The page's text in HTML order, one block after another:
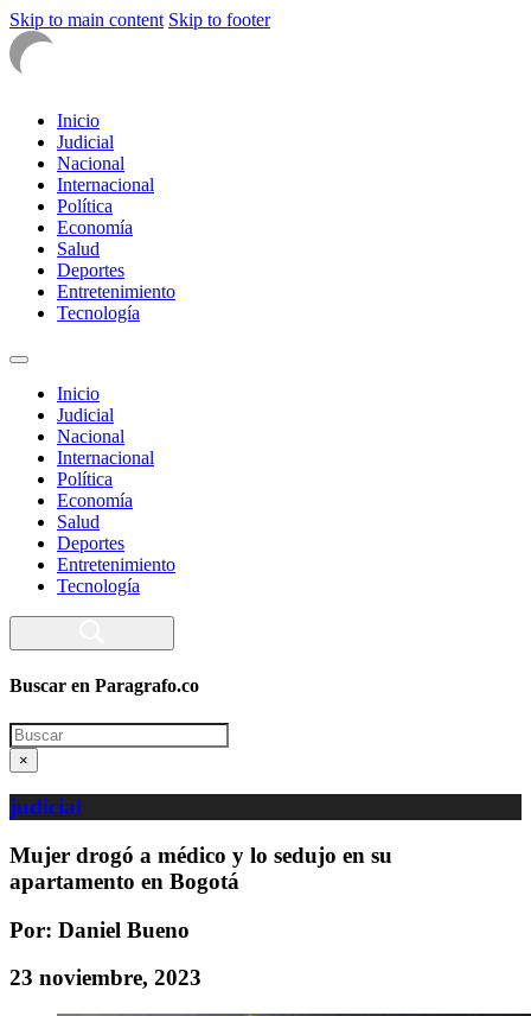
Skip to main content Skip to footer
Inicio
Judicial
Nacional
Internacional
Política
Economía
Salud
Deportes
Entretenimiento
Tecnología
Inicio
Judicial
Nacional
Internacional
Política
Economía
Salud
Deportes
Entretenimiento
Tecnología
Buscar en Paragrafo.co
Search
×
judicial
Mujer drogó a médico y lo sedujo en su
apartamento en Bogotá
Por: Daniel Bueno
23 noviembre, 2023